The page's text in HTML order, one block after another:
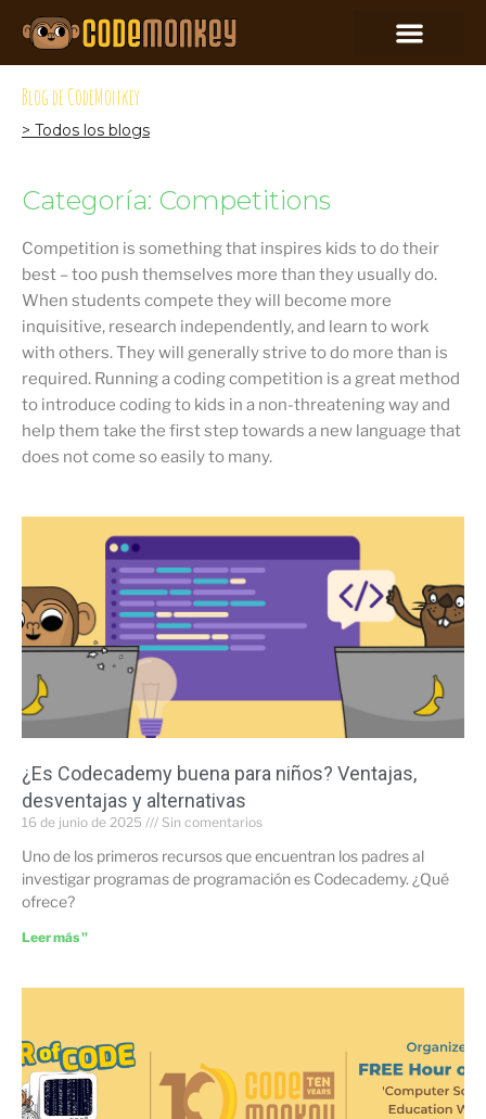
Blog de CodeMonkey
> Todos los blogs
Categoría: Competitions
Competition is something that inspires kids to do their
best – too push themselves more than they usually do.
When students compete they will become more
inquisitive, research independently, and learn to work
with others. They will generally strive to do more than is
required. Running a coding competition is a great method
to introduce coding to kids in a non-threatening way and
help them take the first step towards a new language that
does not come so easily to many.
¿Es Codecademy buena para niños? Ventajas,
desventajas y alternativas
16 de junio de 2025 Sin comentarios
Uno de los primeros recursos que encuentran los padres al
investigar programas de programación es Codecademy. ¿Qué
ofrece?
Leer más "